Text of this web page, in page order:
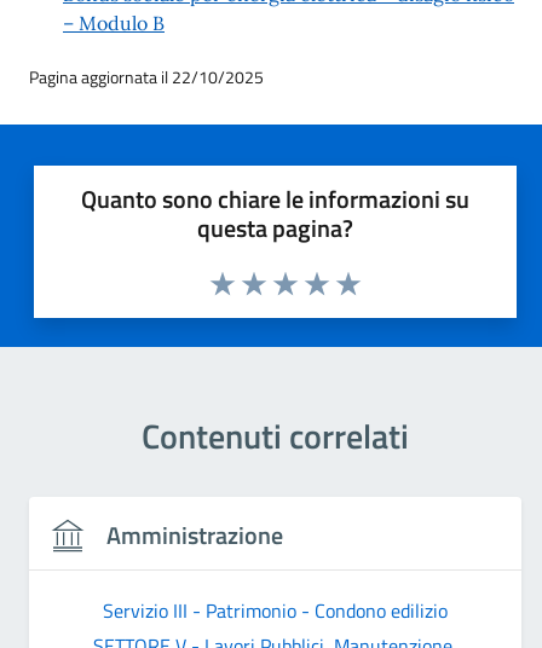
– Modulo B
Pagina aggiornata il 22/10/2025
Quanto sono chiare le informazioni su
questa pagina?
Valuta 5 stelle su 5
Valuta 4 stelle su 5
Valuta 3 stelle su 5
Valuta 2 stelle su 5
Valuta 1 stelle su 5
Contenuti correlati
Amministrazione
Servizio III - Patrimonio - Condono edilizio